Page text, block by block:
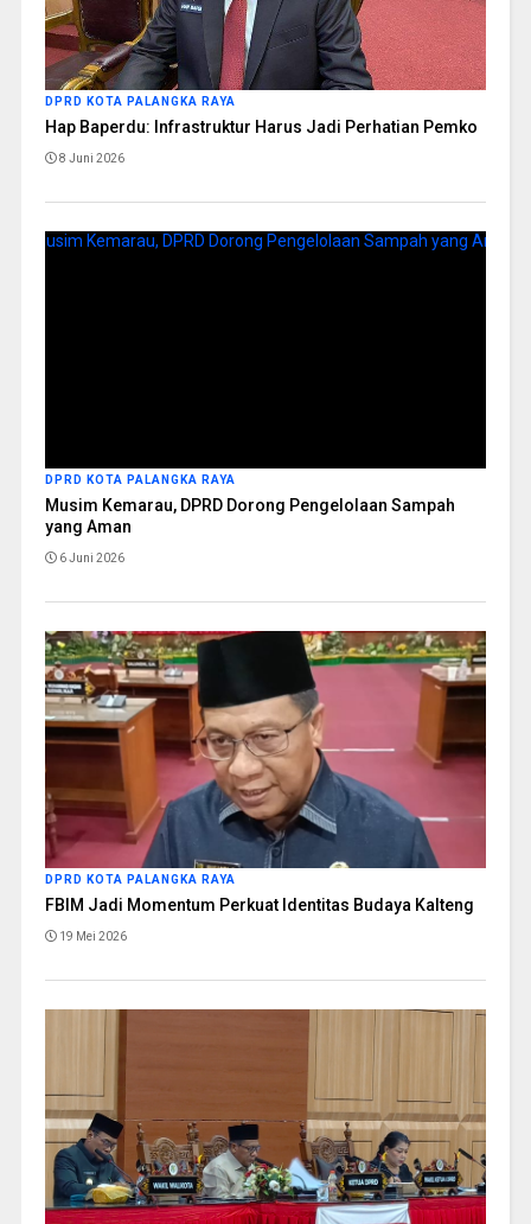
DPRD KOTA PALANGKA RAYA
Hap Baperdu: Infrastruktur Harus Jadi Perhatian Pemko
8 Juni 2026
DPRD KOTA PALANGKA RAYA
Musim Kemarau, DPRD Dorong Pengelolaan Sampah
yang Aman
6 Juni 2026
DPRD KOTA PALANGKA RAYA
FBIM Jadi Momentum Perkuat Identitas Budaya Kalteng
19 Mei 2026